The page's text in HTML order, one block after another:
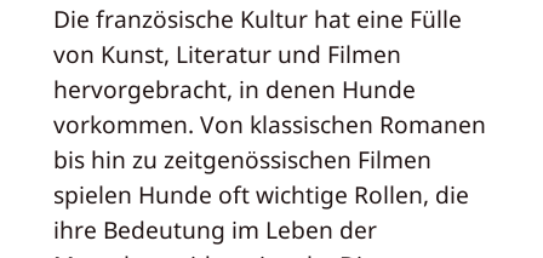
Die französische Kultur hat eine Fülle
von Kunst, Literatur und Filmen
hervorgebracht, in denen Hunde
vorkommen. Von klassischen Romanen
bis hin zu zeitgenössischen Filmen
spielen Hunde oft wichtige Rollen, die
ihre Bedeutung im Leben der